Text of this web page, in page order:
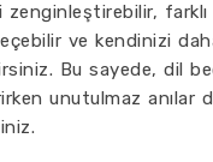
zenginleştirebilir, farklı
ve kendinizi
Bu sayede, dil
unutulmaz anılar